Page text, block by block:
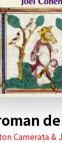
Camerata &